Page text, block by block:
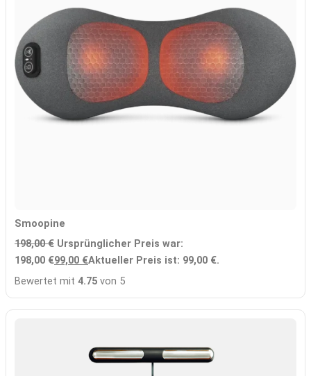
Smoopine
198,00€ Ursprünglicher Preis war:
198,00 €99,00 €Aktueller Preis ist: 99,00 €.
Bewertet mit 4.75 von 5